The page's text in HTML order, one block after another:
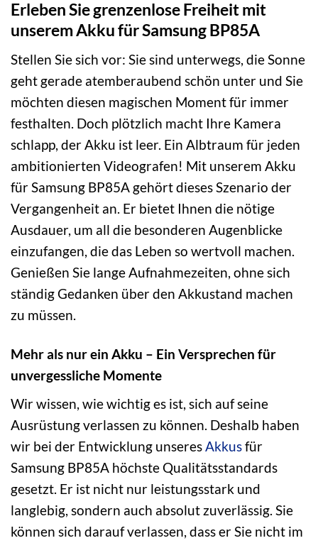
Erleben Sie grenzenlose Freiheit mit
unserem Akku für Samsung BP85A
Stellen Sie sich vor: Sie sind unterwegs, die Sonne
geht gerade atemberaubend schön unter und Sie
möchten diesen magischen Moment für immer
festhalten. Doch plötzlich macht Ihre Kamera
schlapp, der Akku ist leer. Ein Albtraum für jeden
ambitionierten Videografen! Mit unserem Akku
für Samsung BP85A gehört dieses Szenario der
Vergangenheit an. Er bietet Ihnen die nötige
Ausdauer, um all die besonderen Augenblicke
einzufangen, die das Leben so wertvoll machen.
Genießen Sie lange Aufnahmezeiten, ohne sich
ständig Gedanken über den Akkustand machen
zu müssen.
Mehr als nur ein Akku – Ein Versprechen für
unvergessliche Momente
Wir wissen, wie wichtig es ist, sich auf seine
Ausrüstung verlassen zu können. Deshalb haben
wir bei der Entwicklung unseres Akkusfür
Samsung BP85A höchste Qualitätsstandards
gesetzt. Er ist nicht nur leistungsstark und
langlebig, sondern auch absolut zuverlässig. Sie
können sich darauf verlassen, dass er Sie nicht im